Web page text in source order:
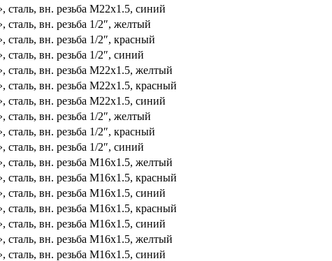
вн. резьба M22х1.5, синий
вн. резьба 1/2″, желтый
вн. резьба 1/2″, красный
вн. резьба 1/2″, синий
вн. резьба M22х1.5, желтый
вн. резьба M22х1.5, красный
вн. резьба M22х1.5, синий
вн. резьба 1/2″, желтый
вн. резьба 1/2″, красный
вн. резьба 1/2″, синий
вн. резьба M16х1.5, желтый
вн. резьба M16х1.5, красный
вн. резьба M16х1.5, синий
вн. резьба M16х1.5, красный
вн. резьба M16х1.5, синий
вн. резьба M16х1.5, желтый
вн. резьба M16х1.5, синий